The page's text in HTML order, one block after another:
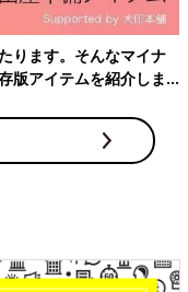
ります。そんなマイナ
版アイテムを紹介しま